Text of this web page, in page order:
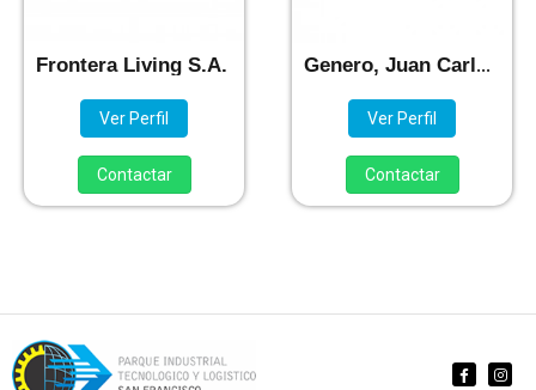
Frontera Living S.A.
Ver Perfil
Contactar
Genero, Juan Carlos.
Ver Perfil
Contactar